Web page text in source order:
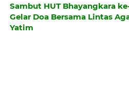
Sambut HUT Bhayangkara
Gelar Doa Bersama Lintas
Yatim